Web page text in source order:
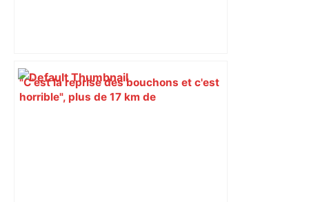
"C'est la reprise des bouchons et c'est
horrible", plus de 17 km de